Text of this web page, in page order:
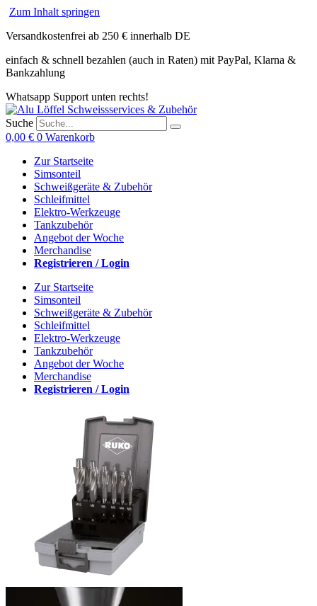
Zum Inhalt springen
Versandkostenfrei ab 250 € innerhalb DE
einfach & schnell bezahlen (auch in Raten) mit PayPal, Klarna &
Bankzahlung
Whatsapp Support unten rechts!
Suche
0,00 € 0 Warenkorb
Zur Startseite
Simsonteil
Schweißgeräte & Zubehör
Schleifmittel
Elektro-Werkzeuge
Tankzubehör
Angebot der Woche
Merchandise
Registrieren / Login
Zur Startseite
Simsonteil
Schweißgeräte & Zubehör
Schleifmittel
Elektro-Werkzeuge
Tankzubehör
Angebot der Woche
Merchandise
Registrieren / Login